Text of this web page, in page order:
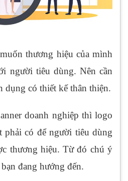
thương hiệu của mình
người tiêu dùng. Nên cần
dụng có thiết kế thân thiện.
doanh nghiệp thì logo
phải có để người tiêu dùng
thương hiệu. Từ đó chú ý
đang hướng đến.